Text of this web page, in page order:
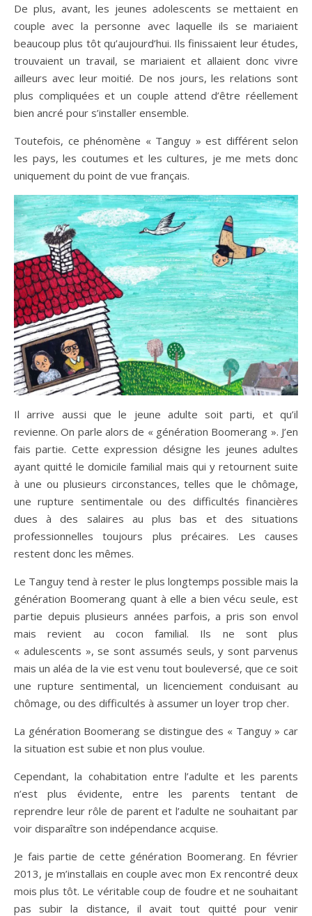
De plus, avant, les jeunes adolescents se mettaient en
couple avec la personne avec laquelle ils se mariaient
beaucoup plus tôt qu’aujourd’hui. Ils finissaient leur études,
trouvaient un travail, se mariaient et allaient donc vivre
ailleurs avec leur moitié. De nos jours, les relations sont
plus compliquées et un couple attend d’être réellement
bien ancré pour s’installer ensemble.
Toutefois, ce phénomène « Tanguy » est différent selon
les pays, les coutumes et les cultures, je me mets donc
uniquement du point de vue français.
Il arrive aussi que le jeune adulte soit parti, et qu’il
revienne. On parle alors de « génération Boomerang ». J’en
fais partie. Cette expression désigne les jeunes adultes
ayant quitté le domicile familial mais qui y retournent suite
à une ou plusieurs circonstances, telles que le chômage,
une rupture sentimentale ou des difficultés financières
dues à des salaires au plus bas et des situations
professionnelles toujours plus précaires. Les causes
restent donc les mêmes.
Le Tanguy tend à rester le plus longtemps possible mais la
génération Boomerang quant à elle a bien vécu seule, est
partie depuis plusieurs années parfois, a pris son envol
mais revient au cocon familial. Ils ne sont plus
« adulescents », se sont assumés seuls, y sont parvenus
mais un aléa de la vie est venu tout bouleversé, que ce soit
une rupture sentimental, un licenciement conduisant au
chômage, ou des difficultés à assumer un loyer trop cher.
La génération Boomerang se distingue des « Tanguy » car
la situation est subie et non plus voulue.
Cependant, la cohabitation entre l’adulte et les parents
n’est plus évidente, entre les parents tentant de
reprendre leur rôle de parent et l’adulte ne souhaitant par
voir disparaître son indépendance acquise.
Je fais partie de cette génération Boomerang. En février
2013, je m’installais en couple avec mon Ex rencontré deux
mois plus tôt. Le véritable coup de foudre et ne souhaitant
pas subir la distance, il avait tout quitté pour venir